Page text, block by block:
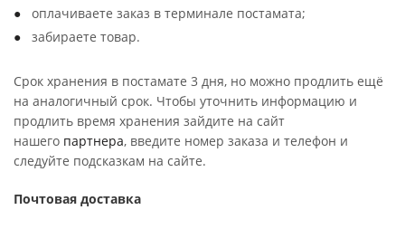
оплачиваете заказ в терминале постамата;
забираете товар.
Срок хранения в постамате 3 дня, но можно продлить ещё
на аналогичный срок. Чтобы уточнить информацию и
продлить время хранения зайдите на сайт
нашего партнера, введите номер заказа и телефон и
следуйте подсказкам на сайте.
Почтовая доставка